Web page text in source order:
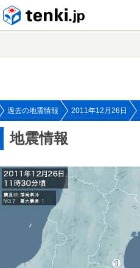
過去の地震情報 2011年12月26日
地震情報